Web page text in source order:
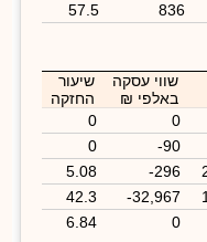
836
57.5
שווי עסקה
באלפי ₪
שיעור
החזקה
0
0
-90
0
-296
5.08
-32,967
42.3
0
6.84